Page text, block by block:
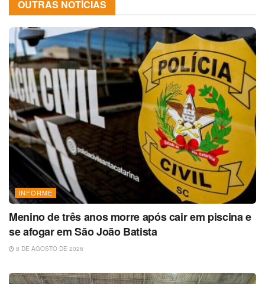
OUTRAS NOTÍCIAS
INFORME
Menino de três anos morre após cair em piscina e
se afogar em São João Batista
8 DE AGOSTO DE 2026